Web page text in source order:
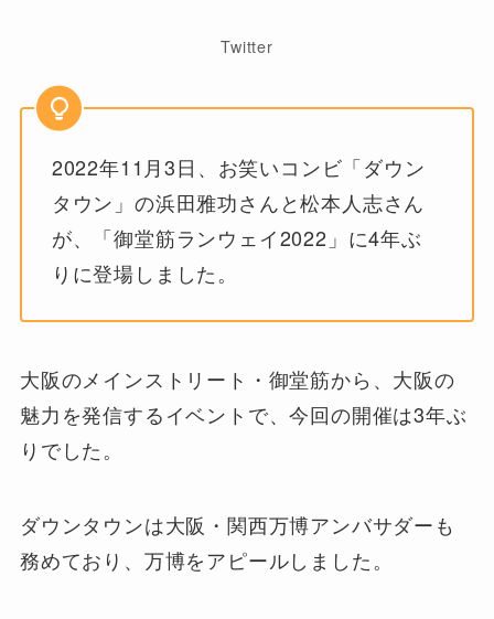
Twitter
2022年11月3日、お笑いコンビ「ダウン
タウン」の浜田雅功さんと松本人志さん
が、「御堂筋ランウェイ2022」に4年ぶ
りに登場しました。
大阪のメインストリート・御堂筋から、大阪の
魅力を発信するイベントで、今回の開催は3年ぶ
りでした。
ダウンタウンは大阪・関西万博アンバサダーも
務めており、万博をアピールしました。